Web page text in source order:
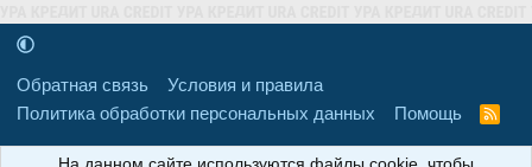
Обратная связь
Условия и правила
Политика обработки персональных данных
Помощь
R
Свидетельство о регистрации товарного знака № 665857 от